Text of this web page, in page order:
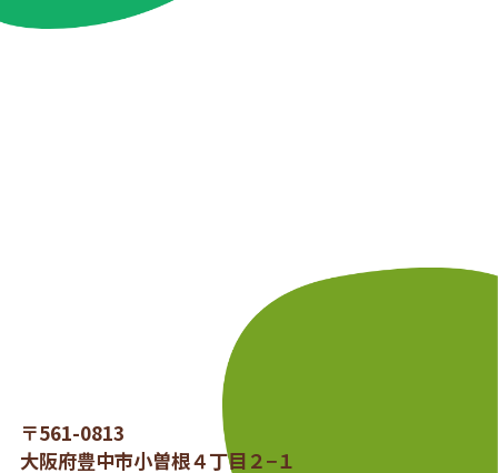
〒561-0813
大阪府豊中市小曽根４丁目２−１